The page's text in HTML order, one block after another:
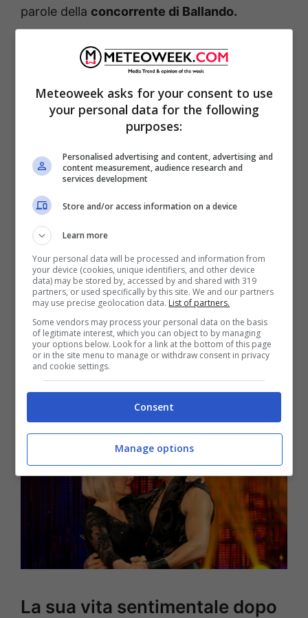
parole della concorrente di Ballando.
Marta ha spiegato anche di aver affrontato
un percorso molto difficile percurare
l’infertilità, il tutto in un’epoca in cui le terapie
non erano così avanzate come lo sono
oggi.“Ho consultato vari specialisti sia in
Italia che all’estero e mi sono anche
sottoposta a due interventi chirurgici”
raccontato, senza nascondere il suo dolore.
La sua vita sentimentale dopo
Meteoweek asks for your consent to use
your personal data for the following
purposes:
Personalised advertising and content, advertising and
content measurement, audience research and
services development
Store and/or access information on a device
Learn more
Your personal data will be processed and information from
your device (cookies, unique identifiers, and other device
data) may be stored by, accessed by and shared with 319
partners, or used specifically by this site. We and our partners
may use precise geolocation data. List of partners.
Some vendors may process your personal data on the basis
of legitimate interest, which you can object to by managing
your options below. Look for a link at the bottom of this page
or in the site menu to manage or withdraw consent in privacy
and cookie settings.
Consent
Manage options